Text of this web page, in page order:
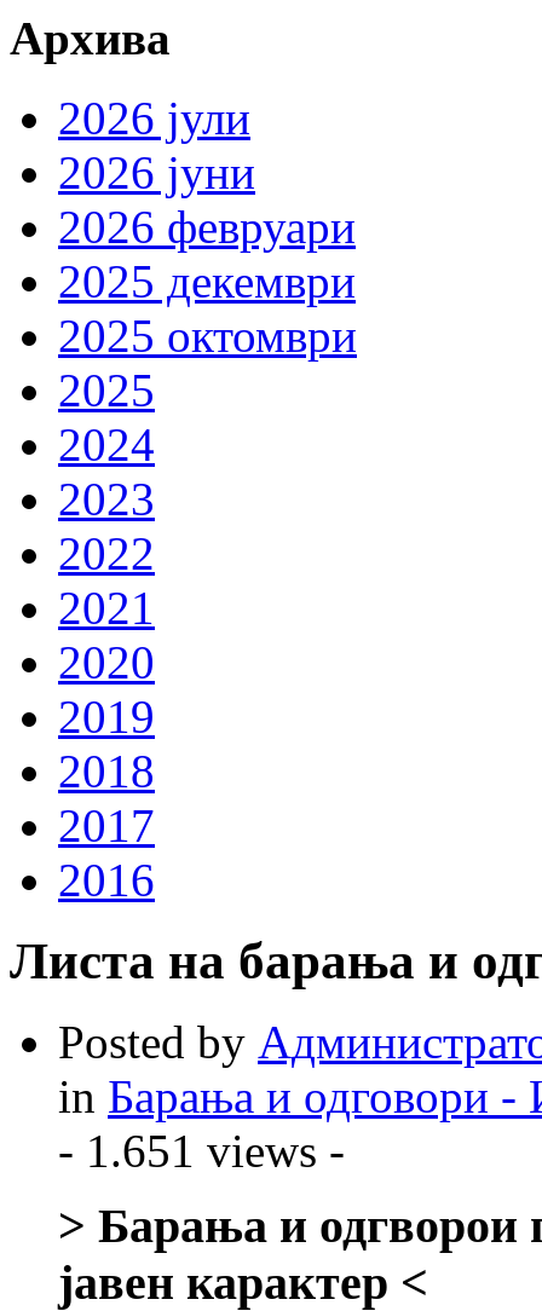
Архива
2026 јули
2026 јуни
2026 февруари
2025 декември
2025 октомври
2025
2024
2023
2022
2021
2020
2019
2018
2017
2016
Листа на барања и
Posted by
in Барања и одговори -
- 1.651 views -
> Барања и одгворои
јавен карактер <